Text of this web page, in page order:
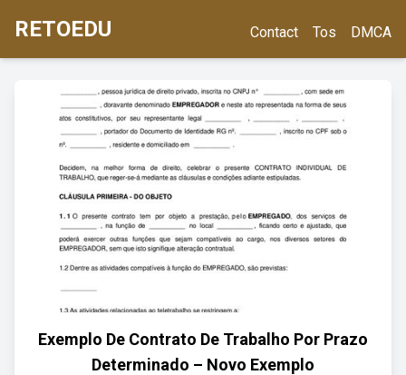
RETOEDU Contact Tos DMCA
Exemplo De Contrato De Trabalho Por Prazo
Determinado – Novo Exemplo